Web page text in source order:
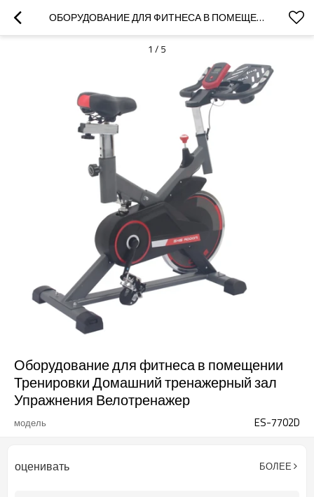
ОБОРУДОВАНИЕ ДЛЯ ФИТНЕСА В ПОМЕЩЕНИИ ТРЕНИРОВКИ ДОМАШНИЙ ТРЕНАЖЕРНЫЙ ЗАЛ УПРАЖНЕНИЯ ВЕЛОТРЕНАЖЕР
1 / 5
Оборудование для фитнеса в помещении
Тренировки Домашний тренажерный зал
Упражнения Велотренажер
модель ES-7702D
оценивать БОЛЕЕ